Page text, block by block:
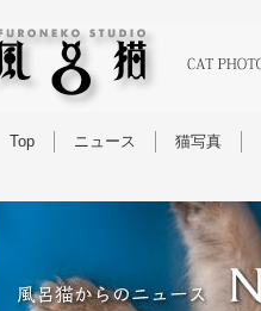
Top ニュース 猫写真